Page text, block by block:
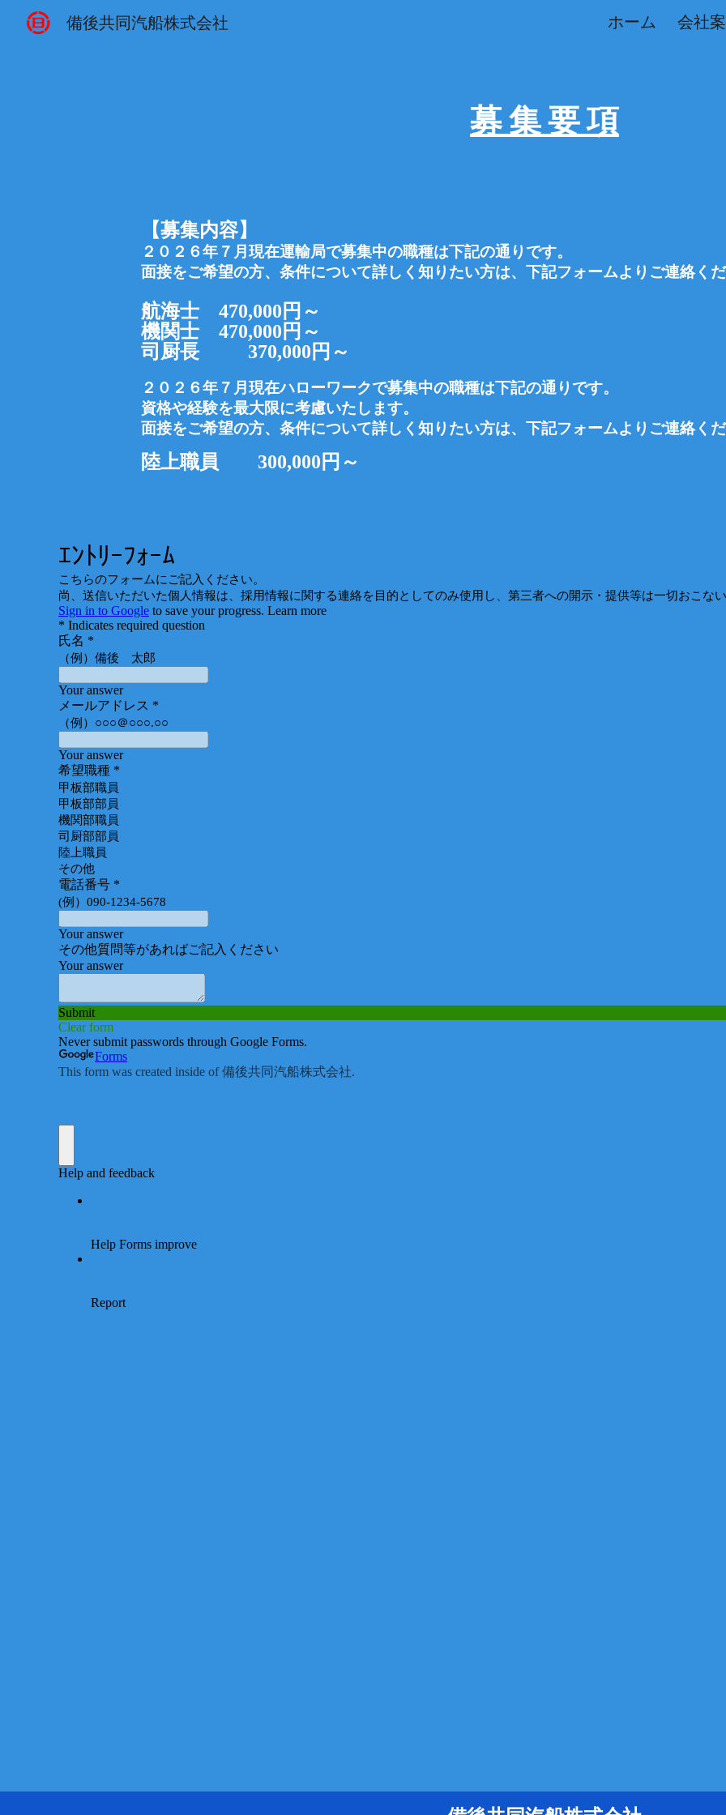
Skip to
備後共同汽船株式会社 ホーム 会社
募 集 要 項
【募集内容】
２０２６年７月現在運輸局で募集中の職種は下記の通りです。
面接をご希望の方、条件について詳しく知りたい方は、下記フォームよりご連絡く
航海士
470,000円～
機関士
470,000円～
司厨長 370,000円～
２０２６年 ７ 月現在ハローワークで募集中の職種は下記の通りです。
資格や経験を最大限に考慮いたします。
面接をご希望の方、条件について詳しく知りたい方は、下記フォームよりご連絡く
陸上職員 300,000円～